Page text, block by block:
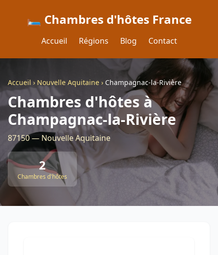
🛏️ Chambres d'hôtes France
Accueil Régions Blog Contact
Accueil › Nouvelle Aquitaine › Champagnac-la-Rivière
Chambres d'hôtes à
Champagnac-la-Rivière
87150 — Nouvelle Aquitaine
2
Chambres d'hôtes